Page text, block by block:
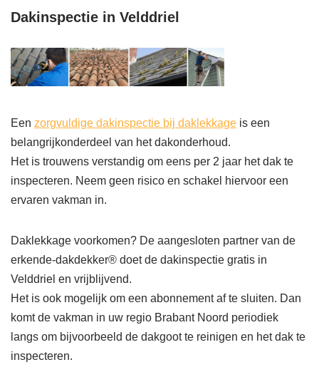
Dakinspectie in Velddriel
Een zorgvuldige dakinspectie bij daklekkage is een
belangrijkonderdeel van het dakonderhoud.
Het is trouwens verstandig om eens per 2 jaar het dak te
inspecteren. Neem geen risico en schakel hiervoor een
ervaren vakman in.
Daklekkage voorkomen? De aangesloten partner van de
erkende-dakdekker® doet de dakinspectie gratis in
Velddriel en vrijblijvend.
Het is ook mogelijk om een abonnement af te sluiten. Dan
komt de vakman in uw regio Brabant Noord periodiek
langs om bijvoorbeeld de dakgoot te reinigen en het dak te
inspecteren.